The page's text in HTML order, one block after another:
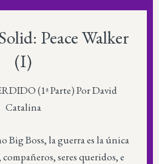
Peace Walker
(I)
(1ª Parte) Por David
Catalina
Big Boss, la guerra es la única
seres queridos, e